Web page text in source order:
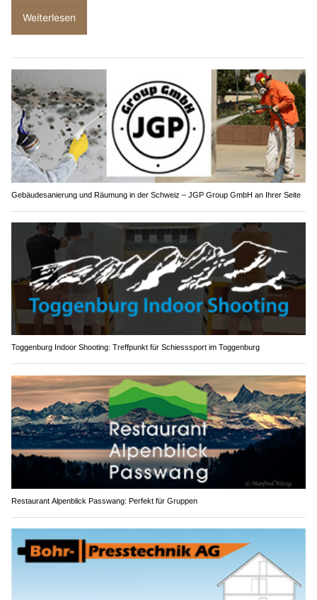
Weiterlesen
Gebäudesanierung und Räumung in der Schweiz – JGP Group GmbH an Ihrer Seite
Toggenburg Indoor Shooting: Treffpunkt für Schiesssport im Toggenburg
Restaurant Alpenblick Passwang: Perfekt für Gruppen